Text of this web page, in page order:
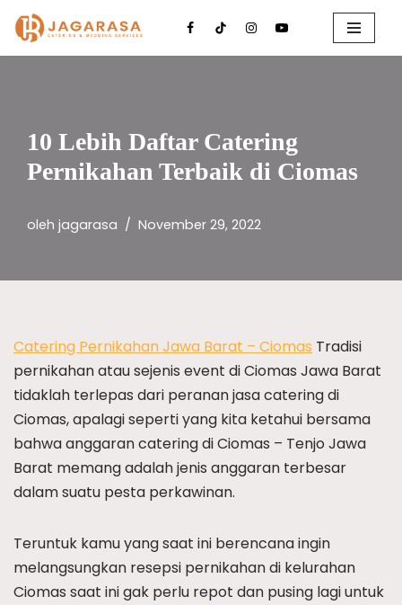
10 Lebih Daftar Catering
Pernikahan Terbaik di Ciomas
oleh jagarasa November 29, 2022
Catering Pernikahan Jawa Barat – Ciomas Tradisi
pernikahan atau sejenis event di Ciomas Jawa Barat
tidaklah terlepas dari peranan jasa catering di
Ciomas, apalagi seperti yang kita ketahui bersama
bahwa anggaran catering di Ciomas – Tenjo Jawa
Barat memang adalah jenis anggaran terbesar
dalam suatu pesta perkawinan.
Teruntuk kamu yang saat ini berencana ingin
melangsungkan resepsi pernikahan di kelurahan
Ciomas saat ini gak perlu repot dan pusing lagi untuk